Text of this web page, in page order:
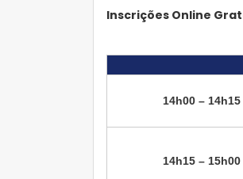
Inscrições Online
14h00 – 14h15
14h15 – 15h00